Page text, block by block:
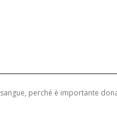
perché è importante